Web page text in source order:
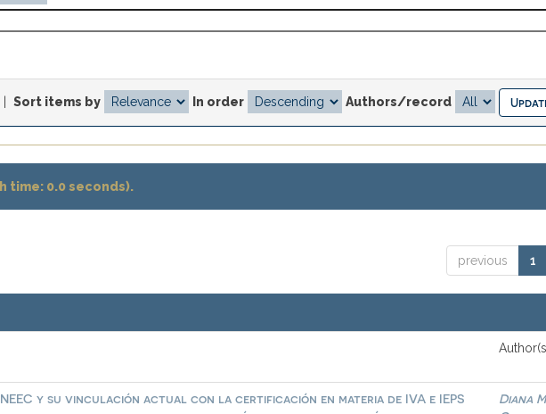
Sort items by In order Authors/record
time: 0.0 seconds).
previous 1
y su vinculación actual con la certificación en materia de IVA e IEPS
Diana